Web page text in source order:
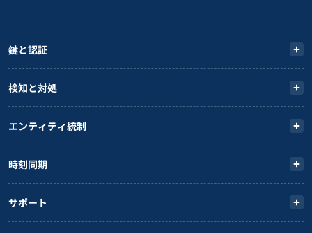
鍵と認証
検知と対処
エンティティ統制
時刻同期
サポート